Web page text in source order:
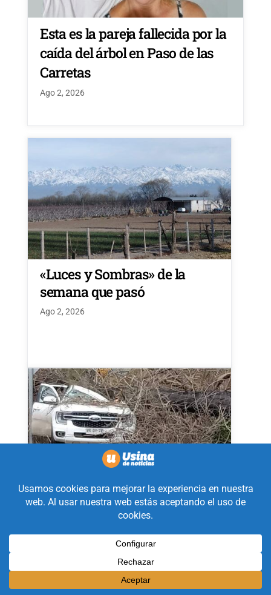
Esta es la pareja fallecida por la
caída del árbol en Paso de las
Carretas
Ago 2, 2026
«Luces y Sombras» de la
semana que pasó
Ago 2, 2026
Zonda fatal, dos muertos en
Paso de las Carretas